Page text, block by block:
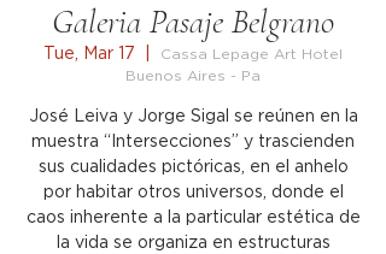
Galeria Pasaje Belgrano
Tue, Mar 17
Cassa Lepage Art Hotel
Buenos Aires - Pa
José Leiva y Jorge Sigal se reúnen en la
muestra “Intersecciones” y trascienden
sus cualidades pictóricas, en el anhelo
por habitar otros universos, donde el
caos inherente a la particular estética de
la vida se organiza en estructuras